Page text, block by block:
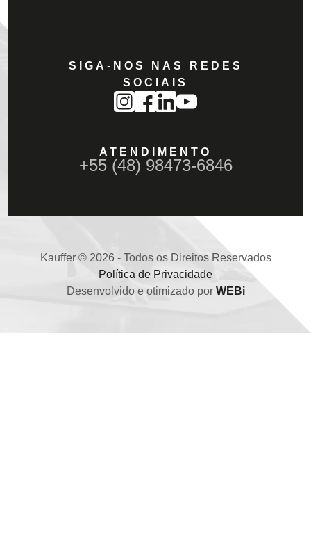
SIGA-NOS NAS REDES
SOCIAIS
ATENDIMENTO
+55 (48) 98473-6846
Kauffer © 2026 - Todos os Direitos Reservados
Política de Privacidade
Desenvolvido e otimizado por WEBi